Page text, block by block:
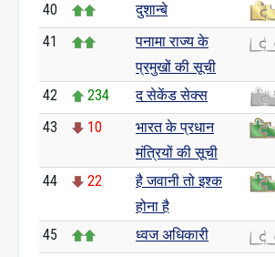
40
दुशान्बे
41
पनामा राज्य के
प्रमुखों की सूची
42 234 द सेकेंड सेक्स
43
10
भारत के प्रधान
मंत्रियों की सूची
44 22
है जवानी तो इश्क
होना है
45 ध्वज अधिकारी